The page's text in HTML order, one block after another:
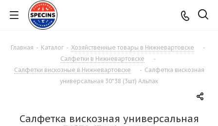
Главная - Каталог - Хозяйственные товары в Нижневартовске
-
Салфетки в Нижневартовске
-
Салфетки вискозные в Нижневартовске
- Салфетка вискозная
универсальная 30*38 (3шт) Альпак
Салфетка вискозная универсальная